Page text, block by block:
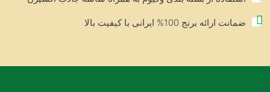
ضمانت ارائه برنج 100% ایرانی با کیفیت بالا